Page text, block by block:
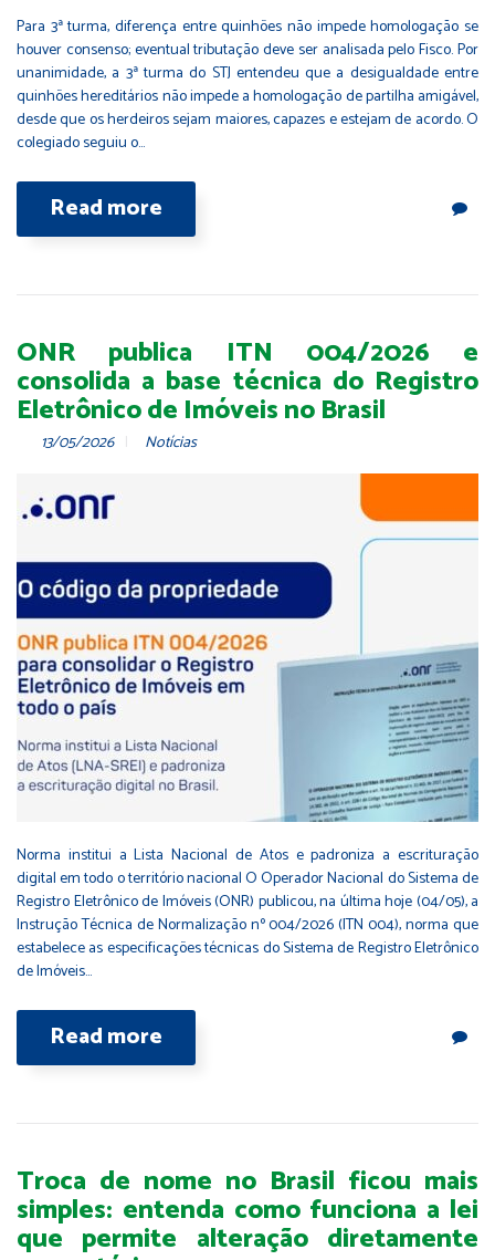
Para 3ª turma, diferença entre quinhões não impede homologação se
houver consenso; eventual tributação deve ser analisada pelo Fisco. Por
unanimidade, a 3ª turma do STJ entendeu que a desigualdade entre
quinhões hereditários não impede a homologação de partilha amigável,
desde que os herdeiros sejam maiores, capazes e estejam de acordo. O
colegiado seguiu o…
Read more
ONR publica ITN 004/2026 e
consolida a base técnica do Registro
Eletrônico de Imóveis no Brasil
13/05/2026 Notícias
Norma institui a Lista Nacional de Atos e padroniza a escrituração
digital em todo o território nacional O Operador Nacional do Sistema de
Registro Eletrônico de Imóveis (ONR) publicou, na última hoje (04/05), a
Instrução Técnica de Normalização nº 004/2026 (ITN 004), norma que
estabelece as especificações técnicas do Sistema de Registro Eletrônico
de Imóveis…
Read more
Troca de nome no Brasil ficou mais
simples: entenda como funciona a lei
que permite alteração diretamente